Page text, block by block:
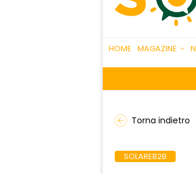
HOME MAGAZINE
Torna indietro
SOLAREB2B